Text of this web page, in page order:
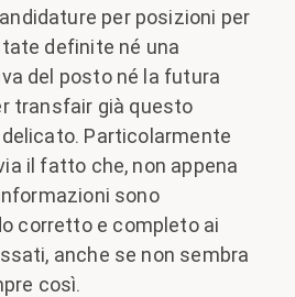
per posizioni per
definite né una
del posto né la futura
transfair già questo
Particolarmente
il fatto che, non appena
sono
corretto e completo ai
anche se non sembra
così.